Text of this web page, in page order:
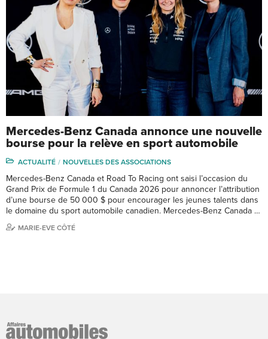
Mercedes-Benz Canada annonce une nouvelle
bourse pour la relève en sport automobile
ACTUALITÉ NOUVELLES DES ASSOCIATIONS
Mercedes-Benz Canada et Road To Racing ont saisi l’occasion du
Grand Prix de Formule 1 du Canada 2026 pour annoncer l’attribution
d’une bourse de 50 000 $ pour encourager les jeunes talents dans
le domaine du sport automobile canadien. Mercedes-Benz Canada …
MARIE-EVE CÔTÉ